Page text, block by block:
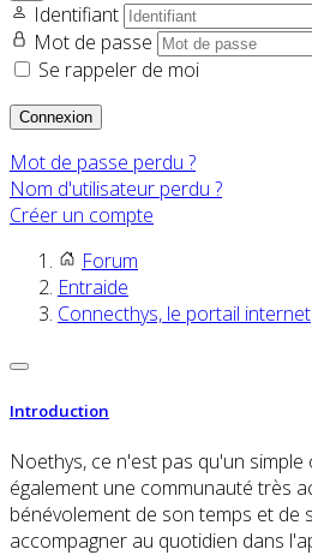
Identifiant
Mot de passe
Se rappeler de moi
Connexion
Mot de passe perdu ?
Nom d'utilisateur perdu ?
Créer un compte
Forum
Entraide
Connecthys, le portail internet
Introduction
Noethys, ce n'est pas qu'un
également une communauté très
bénévolement de son temps et de
accompagner au quotidien dans